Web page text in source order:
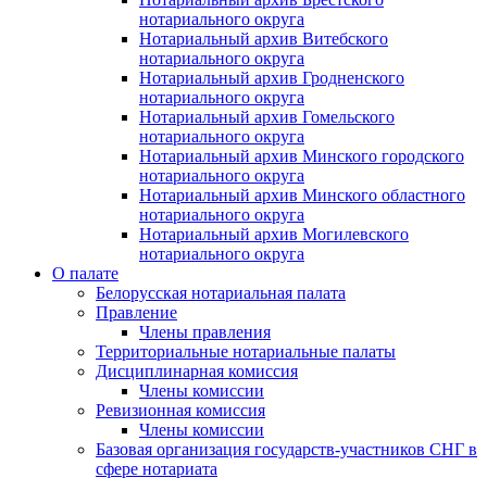
нотариального округа
Нотариальный архив Витебского
нотариального округа
Нотариальный архив Гродненского
нотариального округа
Нотариальный архив Гомельского
нотариального округа
Нотариальный архив Минского городского
нотариального округа
Нотариальный архив Минского областного
нотариального округа
Нотариальный архив Могилевского
нотариального округа
О палате
Белорусская нотариальная палата
Правление
Члены правления
Территориальные нотариальные палаты
Дисциплинарная комиссия
Члены комиссии
Ревизионная комиссия
Члены комиссии
Базовая организация государств-участников СНГ в
сфере нотариата